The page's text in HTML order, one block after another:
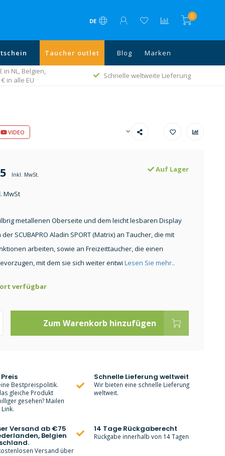
DE
0
Taucher outlet Blog Marken
NL, Belgien,
in alle EU
Schnelle weltweite Lieferung
VIDEO
Inkl. MwSt.
MwSt
Auf Lager
metallenen Oberseite und dem leicht lesbaren Display
SCUBAPRO Aladin SPORT (Matrix) an Taucher, die mit
arbeiten, sowie an Freizeittaucher, die einen
mit dem sie sich weiter entwi Lesen Sie mehr..
verfügbar
Zum Warenkorb hinzufügen
Bestpreispolitik.
gleiche Produkt
gesehen? Mailen
Schnelle Lieferung weltweit
Wir bieten eine schnelle Lieferung
weltweit.
Versand ab €75
Belgien
Versand über
14 Tage Rückgaberecht
Rückgabe innerhalb von 14 Tagen